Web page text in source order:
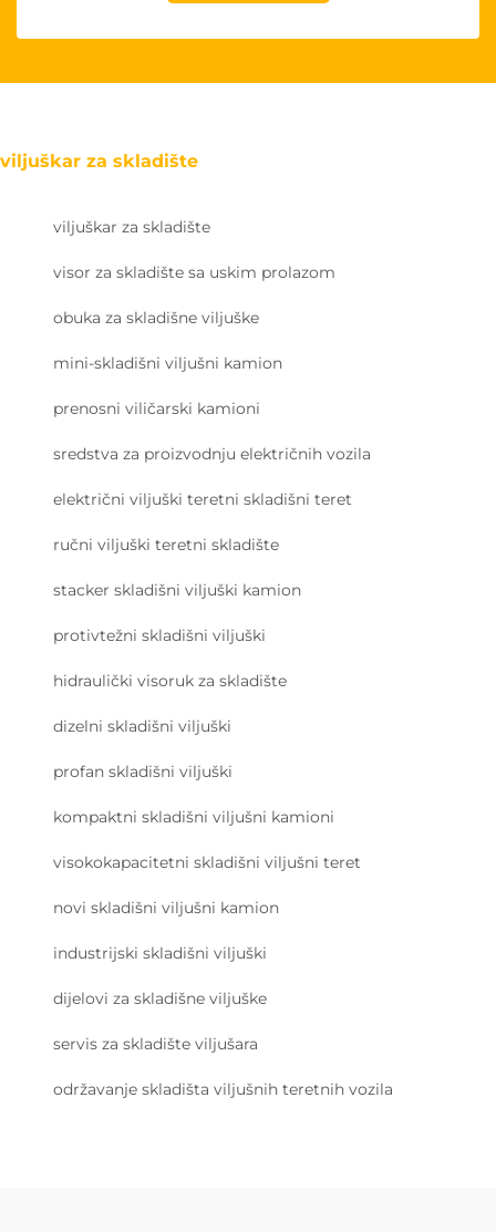
viljuškar za skladište
viljuškar za skladište
visor za skladište sa uskim prolazom
obuka za skladišne viljuške
mini-skladišni viljušni kamion
prenosni viličarski kamioni
sredstva za proizvodnju električnih vozila
električni viljuški teretni skladišni teret
ručni viljuški teretni skladište
stacker skladišni viljuški kamion
protivtežni skladišni viljuški
hidraulički visoruk za skladište
dizelni skladišni viljuški
profan skladišni viljuški
kompaktni skladišni viljušni kamioni
visokokapacitetni skladišni viljušni teret
novi skladišni viljušni kamion
industrijski skladišni viljuški
dijelovi za skladišne viljuške
servis za skladište viljušara
održavanje skladišta viljušnih teretnih vozila